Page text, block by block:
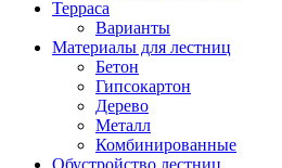
Терраса
Варианты
Материалы для лестниц
Бетон
Гипсокартон
Дерево
Металл
Комбинированные
Обустройство лестниц